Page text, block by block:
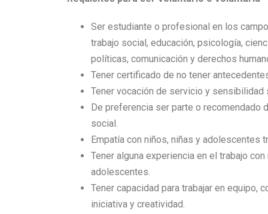
Ser estudiante o profesional en los
trabajo social, educación, psicología,
políticas, comunicación y derechos
Tener certificado de no tener
Tener vocación de servicio y sensibilidad
De preferencia ser parte o recomendado
social.
Empatía con niños, niñas y adolescentes
Tener alguna experiencia en el trabajo
adolescentes.
Tener capacidad para trabajar en equipo,
iniciativa y creatividad.